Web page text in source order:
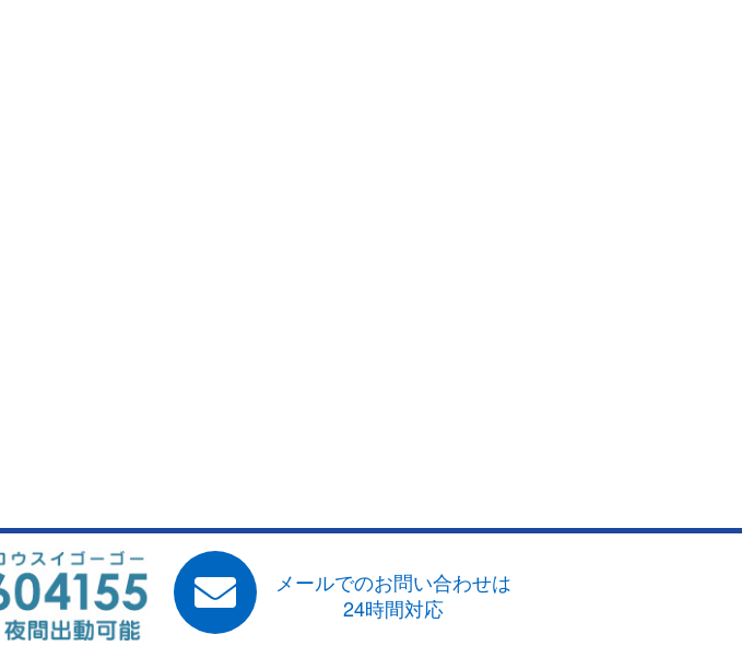
メールでのお問い合わせは
24時間対応